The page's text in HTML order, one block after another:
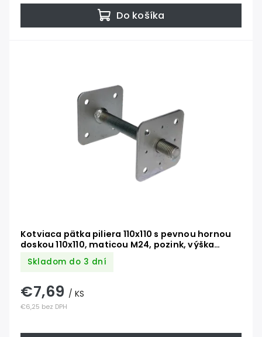
Do košíka
Kotviaca pätka piliera 110x110 s pevnou hornou
doskou 110x110, maticou M24, pozink, výška
200mm
Skladom do 3 dní
€6,25 bez DPH
€7,69 / KS